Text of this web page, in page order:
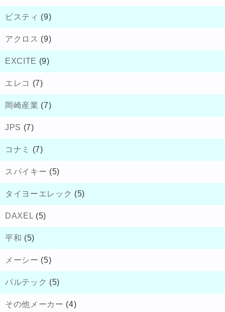
ビスティ (9)
アクロス (9)
EXCITE (9)
エレコ (7)
岡崎産業 (7)
JPS (7)
コナミ (7)
スパイキー (5)
タイヨーエレック (5)
DAXEL (5)
平和 (5)
メーシー (5)
バルテック (5)
その他メーカー (4)